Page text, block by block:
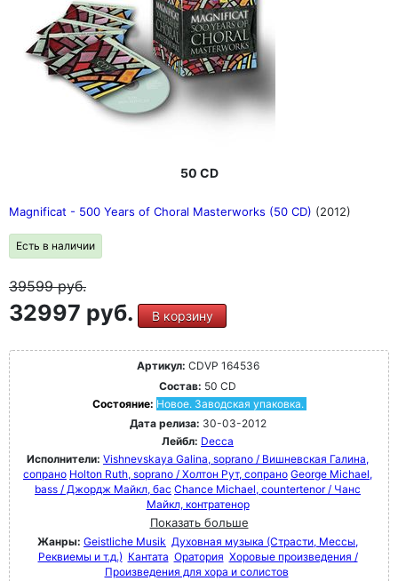
50 CD
Magnificat - 500 Years of Choral Masterworks (50 CD) (2012)
Есть в наличии
39599руб.
32997 руб. В корзину
Артикул: CDVP 164536
Состав: 50 CD
Состояние: Новое. Заводская упаковка.
Дата релиза: 30-03-2012
Лейбл: Decca
Исполнители: Vishnevskaya Galina, soprano / Вишневская Галина,
сопрано Holton Ruth, soprano / Холтон Рут, сопрано George Michael,
bass / Джордж Майкл, бас Chance Michael, countertenor / Чанс
Майкл, контратенор
Показать больше
Жанры: Geistliche Musik Духовная музыка (Страсти, Мессы,
Реквиемы и т.д.) Кантата Оратория Хоровые произведения /
Произведения для хора и солистов